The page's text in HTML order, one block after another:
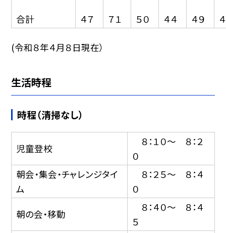
合計 ４７ ７１ ５０ ４４ ４９
(令和８年４月８日現在）
生活時程
時程（清掃なし）
児童登校
８：１０〜 ８：２
０
朝会・集会・チャレンジタイ
ム
８：２５〜 ８：４
０
朝の会・移動
８：４０〜 ８：４
５